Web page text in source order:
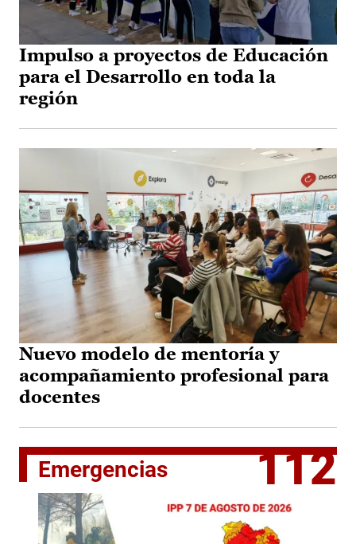
Impulso a proyectos de Educación
para el Desarrollo en toda la
región
Nuevo modelo de mentoría y
acompañamiento profesional para
docentes
Emergencias 112